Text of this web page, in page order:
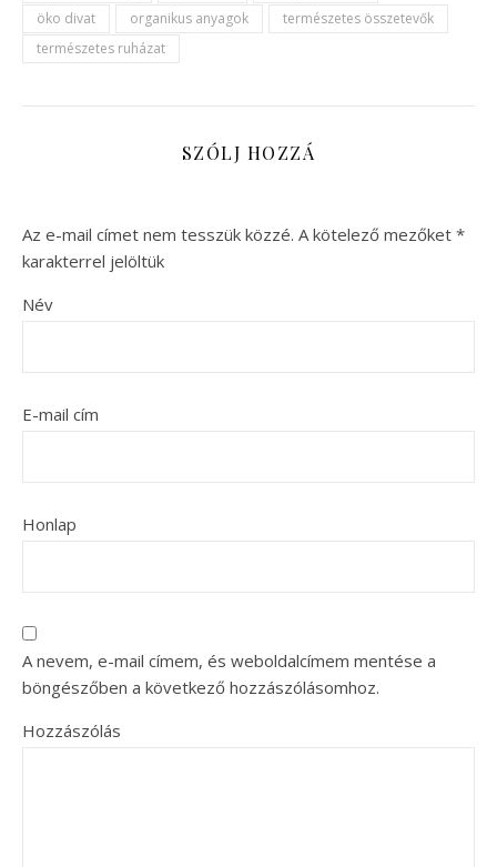
öko divat
organikus anyagok
természetes összetevők
természetes ruházat
SZÓLJ HOZZÁ
Az e-mail címet nem tesszük közzé. A kötelező mezőket *
karakterrel jelöltük
Név
E-mail cím
Honlap
A nevem, e-mail címem, és weboldalcímem mentése a
böngészőben a következő hozzászólásomhoz.
Hozzászólás